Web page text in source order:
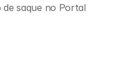
saque no Portal